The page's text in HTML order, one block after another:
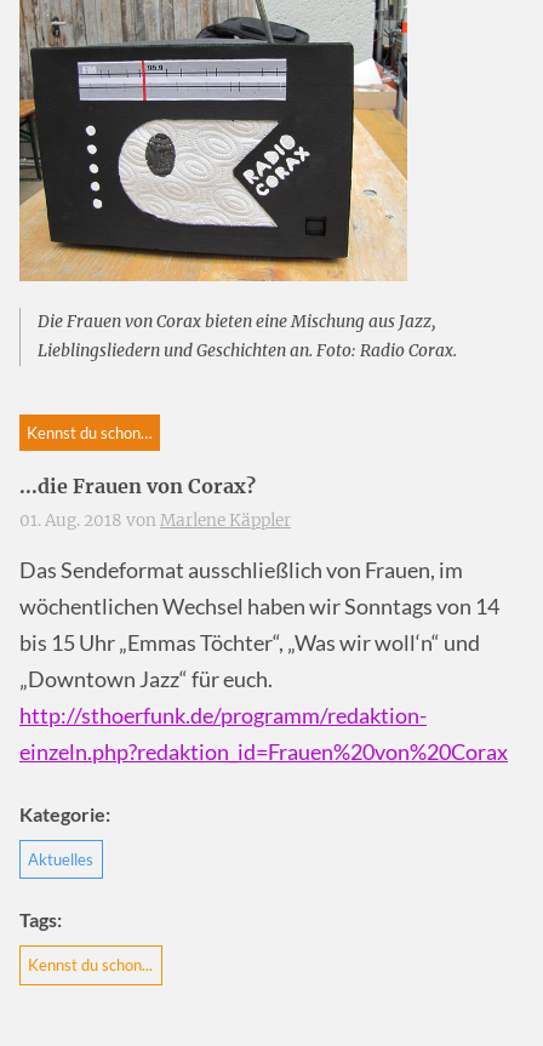
Die Frauen von Corax bieten eine Mischung aus Jazz,
Lieblingsliedern und Geschichten an. Foto: Radio Corax.
Kennst du schon…
...die Frauen von Corax?
01. Aug. 2018 von Marlene Käppler
Das Sendeformat ausschließlich von Frauen, im
wöchentlichen Wechsel haben wir Sonntags von 14
bis 15 Uhr „Emmas Töchter“, „Was wir woll‘n“ und
„Downtown Jazz“ für euch.
http://sthoerfunk.de/programm/redaktion-
einzeln.php?redaktion_id=Frauen%20von%20Corax
Kategorie:
Aktuelles
Tags:
Kennst du schon...